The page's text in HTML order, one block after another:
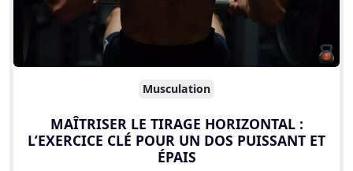
Musculation
MAÎTRISER LE TIRAGE HORIZONTAL :
L’EXERCICE CLÉ POUR UN DOS PUISSANT ET
ÉPAIS